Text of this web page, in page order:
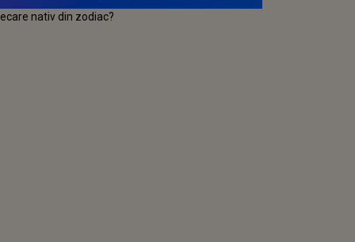
nativ din zodiac?